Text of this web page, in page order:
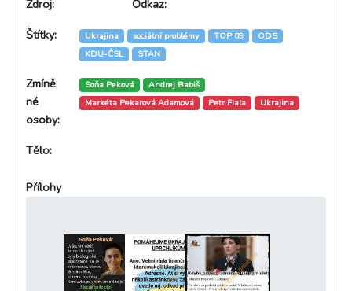
Zdroj:
Odkaz:
Štítky:
Ukrajina sociální problémy TOP 09
ODS
KDU-ČSL
STAN
Zmíně
né
osoby:
Soňa Peková
Andrej Babiš
Markéta Pekarová Adamová
Petr Fiala Ukrajina
Tělo:
Přílohy